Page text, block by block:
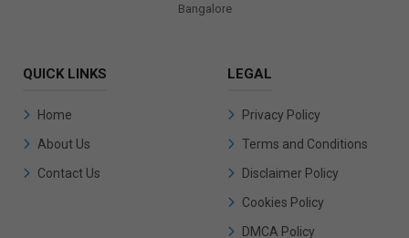
Bangalore
QUICK LINKS
Home
About Us
Contact Us
LEGAL
Privacy Policy
Terms and Conditions
Disclaimer Policy
Cookies Policy
DMCA Policy